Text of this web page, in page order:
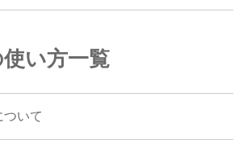
い方一覧
ついて